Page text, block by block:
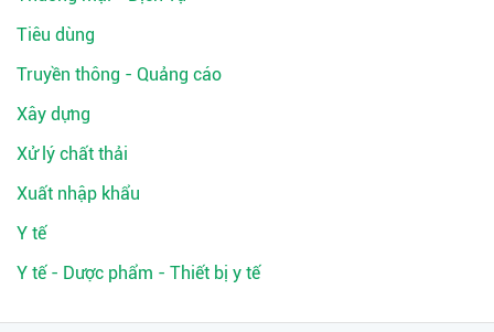
Tiêu dùng
Truyền thông - Quảng cáo
Xây dựng
Xử lý chất thải
Xuất nhập khẩu
Y tế
Y tế - Dược phẩm - Thiết bị y tế